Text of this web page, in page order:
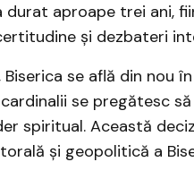
durat aproape trei ani,
și dezbateri
se află din nou
cardinalii se pregătesc
spiritual. Această
și geopolitică a